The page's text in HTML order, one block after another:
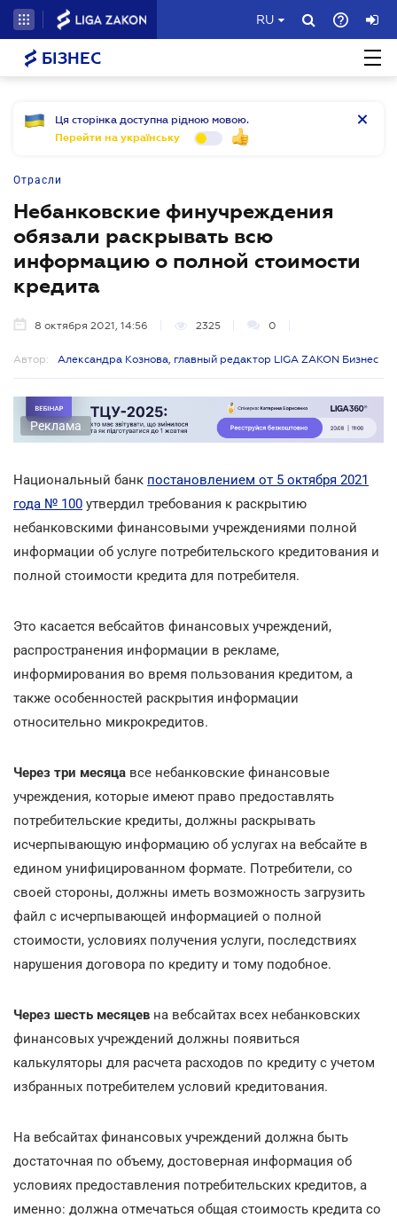
RU
БІЗНЕС
Ця сторінка доступна рідною мовою.
Перейти на українську
Отрасли
Небанковские финучреждения
обязали раскрывать всю
информацию о полной стоимости
кредита
8 октября 2021, 14:56 2325 0
Автор: Александра Кознова, главный редактор LIGA ZAKON Бизнес
Реклама
Национальный банк постановлением от 5 октября 2021
года № 100 утвердил требования к раскрытию
небанковскими финансовыми учреждениями полной
информации об услуге потребительского кредитования и
полной стоимости кредита для потребителя.
Это касается вебсайтов финансовых учреждений,
распространения информации в рекламе,
информирования во время пользования кредитом, а
также особенностей раскрытия информации
относительно микрокредитов.
Через три месяца все небанковские финансовые
учреждения, которые имеют право предоставлять
потребительские кредиты, должны раскрывать
исчерпывающую информацию об услугах на вебсайте в
едином унифицированном формате. Потребители, со
своей стороны, должны иметь возможность загрузить
файл с исчерпывающей информацией о полной
стоимости, условиях получения услуги, последствиях
нарушения договора по кредиту и тому подобное.
Через шесть месяцев на вебсайтах всех небанковских
финансовых учреждений должны появиться
калькуляторы для расчета расходов по кредиту с учетом
избранных потребителем условий кредитования.
На вебсайтах финансовых учреждений должна быть
достаточная по объему, достоверная информация об
условиях предоставления потребительских кредитов, а
именно: должна отмечаться общая стоимость кредита со